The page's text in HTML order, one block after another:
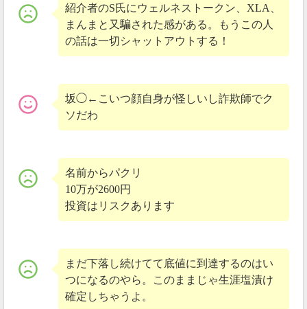
さらに、出来高は以前と比べても10分の1以下になって
います。
さらに値下がりする可能性があるかもしれません。
2020年06月01日
5月30日、リップルアルファが海外取引所BKEXに上場
しました。
紹介者のS氏にウェルネストークン、XLA、
まんまと又騙された感がある。もうこの人
の話は一切シャットアウトする！
坂◯←こいつ顔自身が怪しいし詐欺師でク
ソだわ
名前からパクリ
10万が2600円
投資はリスクあります
まだ下落し続けてて底値に到達するのはい
つになるのやら。このままじゃ生涯塩漬け
確定しちゃうよ。